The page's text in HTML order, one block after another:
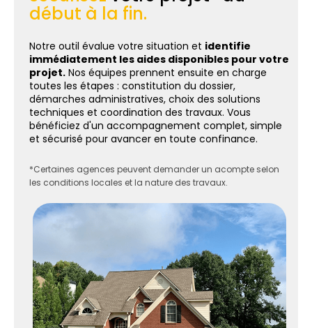
début à la fin.
Notre outil évalue votre situation et identifie
immédiatement les aides disponibles pour votre
projet. Nos équipes prennent ensuite en charge
toutes les étapes : constitution du dossier,
démarches administratives, choix des solutions
techniques et coordination des travaux. Vous
bénéficiez d'un accompagnement complet, simple
et sécurisé pour avancer en toute confinance.
*Certaines agences peuvent demander un acompte selon
les conditions locales et la nature des travaux.